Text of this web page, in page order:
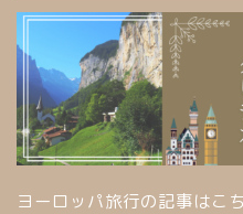
ヨーロッパ旅行の記事はこ